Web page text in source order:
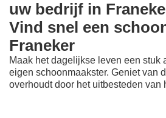
uw bedrijf in
Vind snel een
Franeker
Maak het dagelijkse leven een stuk
eigen schoonmaakster. Geniet van
overhoudt door het uitbesteden van